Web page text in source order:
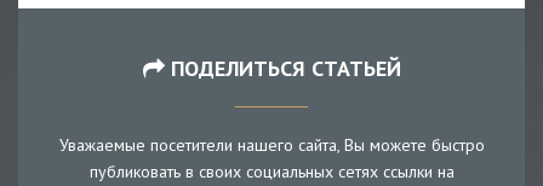
ПОДЕЛИТЬСЯ СТАТЬЕЙ
Уважаемые посетители нашего сайта, Вы можете быстро
публиковать в своих социальных сетях ссылки на